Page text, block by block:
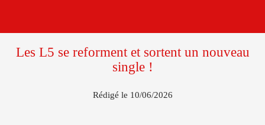
Les L5 se reforment et sortent un nouveau
single !
Rédigé le 10/06/2026